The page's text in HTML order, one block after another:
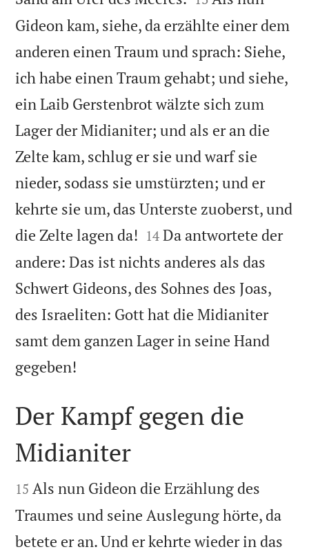
Gideon kam, siehe, da erzählte einer dem
anderen einen Traum und sprach: Siehe,
ich habe einen Traum gehabt; und siehe,
ein Laib Gerstenbrot wälzte sich zum
Lager der Midianiter; und als er an die
Zelte kam, schlug er sie und warf sie
nieder, sodass sie umstürzten; und er
kehrte sie um, das Unterste zuoberst, und
die Zelte lagen da! 

14 Da antwortete der
andere: Das ist nichts anderes als das
Schwert Gideons, des Sohnes des Joas,
des Israeliten: Gott hat die Midianiter
samt dem ganzen Lager in seine Hand
gegeben!

Der Kampf gegen die
Midianiter

15 Als nun Gideon die Erzählung des
Traumes und seine Auslegung hörte, da
betete er an. Und er kehrte wieder in das